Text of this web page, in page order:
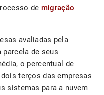
de migração
avaliadas pela
parcela de seus
o percentual de
dois terços das empresas
sistemas para a nuvem